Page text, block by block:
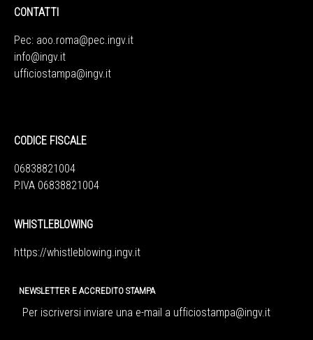
CONTATTI
Pec: aoo.roma@pec.ingv.it
info@ingv.it
ufficiostampa@ingv.it
CODICE FISCALE
06838821004
P.IVA 06838821004
WHISTLEBLOWING
https://whistleblowing.ingv. it
NEWSLETTER E ACCREDITO STAMPA
Per iscriversi inviare una e-mail a ufficiostampa@ingv.it